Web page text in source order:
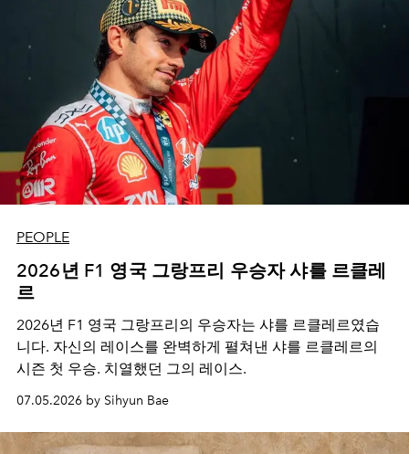
PEOPLE
2026년 F1 영국 그랑프리 우승자 샤를 르클레
르
2026년 F1 영국 그랑프리의 우승자는 샤를 르클레르였습
니다. 자신의 레이스를 완벽하게 펼쳐낸 샤를 르클레르의
시즌 첫 우승. 치열했던 그의 레이스.
07.05.2026 by Sihyun Bae